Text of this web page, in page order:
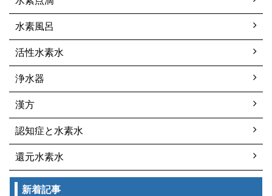
水素風呂
活性水素水
浄水器
漢方
認知症と水素水
還元水素水
新着記事